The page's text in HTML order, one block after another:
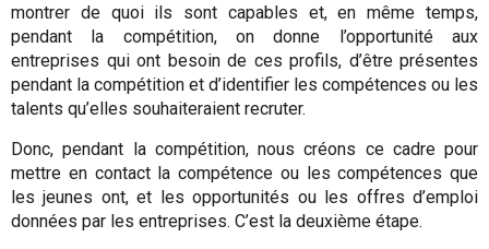
montrer de quoi ils sont capables et, en même temps,
pendant la compétition, on donne l’opportunité aux
entreprises qui ont besoin de ces profils, d’être présentes
pendant la compétition et d’identifier les compétences ou les
talents qu’elles souhaiteraient recruter.
Donc, pendant la compétition, nous créons ce cadre pour
mettre en contact la compétence ou les compétences que
les jeunes ont, et les opportunités ou les offres d’emploi
données par les entreprises. C’est la deuxième étape.